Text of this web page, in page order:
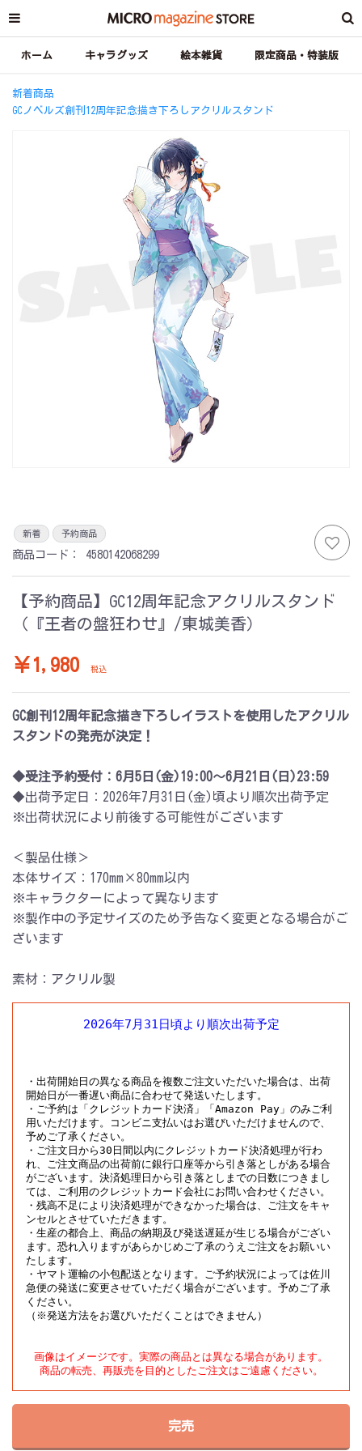
ホーム キャラグッズ 絵本雑貨 限定商品・特装版
新着商品
GCノベルズ創刊12周年記念描き下ろしアクリルスタンド
新着 予約商品
商品コード： 4580142068299
【予約商品】GC12周年記念アクリルスタンド
（『王者の盤狂わせ』/東城美香）
￥1,980 税込
GC創刊12周年記念描き下ろしイラストを使用したアクリル
スタンドの発売が決定！
◆受注予約受付：6月5日(金)19:00～6月21日(日)23:59
◆出荷予定日：2026年7月31日(金)頃より順次出荷予定
※出荷状況により前後する可能性がございます
＜製品仕様＞
本体サイズ：170mm×80mm以内
※キャラクターによって異なります
※製作中の予定サイズのため予告なく変更となる場合がご
ざいます
素材：アクリル製
2026年7月31日頃より順次出荷予定
・出荷開始日の異なる商品を複数ご注文いただいた場合は、出荷
開始日が一番遅い商品に合わせて発送いたします。
・ご予約は「クレジットカード決済」「Amazon Pay」のみご利
用いただけます。コンビニ支払いはお選びいただけませんので、
予めご了承ください。
・ご注文日から30日間以内にクレジットカード決済処理が行わ
れ、ご注文商品の出荷前に銀行口座等から引き落としがある場合
がございます。決済処理日から引き落としまでの日数につきまし
ては、ご利用のクレジットカード会社にお問い合わせください。
・残高不足により決済処理ができなかった場合は、ご注文をキャ
ンセルとさせていただきます。
・生産の都合上、商品の納期及び発送遅延が生じる場合がござい
ます。恐れ入りますがあらかじめご了承のうえご注文をお願いい
たします。
・ヤマト運輸の小包配送となります。ご予約状況によっては佐川
急便の発送に変更させていただく場合がございます。予めご了承
ください。
（※発送方法をお選びいただくことはできません）
画像はイメージです。実際の商品とは異なる場合があります。
商品の転売、再販売を目的としたご注文はご遠慮ください。
完売